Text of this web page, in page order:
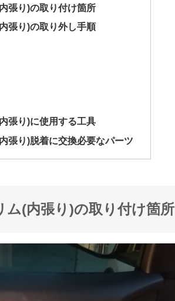
張り)の取り付け箇所
張り)の取り外し手順
張り)に使用する工具
張り)脱着に交換必要なパーツ
(内張り)の取り付け箇所